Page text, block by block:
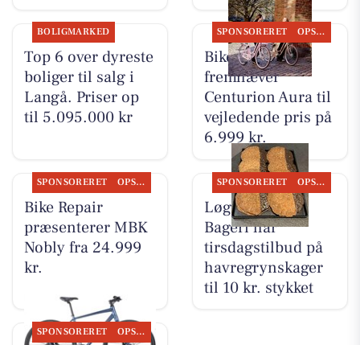
BOLIGMARKED
Top 6 over dyreste
boliger til salg i
Langå. Priser op
til 5.095.000 kr
SPONSORERET OPSLAGSTAVLEN
Bike Repair
fremhæver
Centurion Aura til
vejledende pris på
6.999 kr.
SPONSORERET OPSLAGSTAVLEN
Bike Repair
præsenterer MBK
Nobly fra 24.999
kr.
SPONSORERET OPSLAGSTAVLEN
Løgstørvejens
Bageri har
tirsdagstilbud på
havregrynskager
til 10 kr. stykket
SPONSORERET OPSLAGSTAVLEN